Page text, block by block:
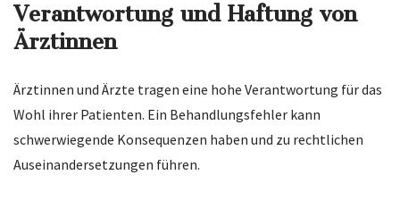
Verantwortung und Haftung von
Ärztinnen
Ärztinnen und Ärzte tragen eine hohe Verantwortung für das
Wohl ihrer Patienten. Ein Behandlungsfehler kann
schwerwiegende Konsequenzen haben und zu rechtlichen
Auseinandersetzungen führen.